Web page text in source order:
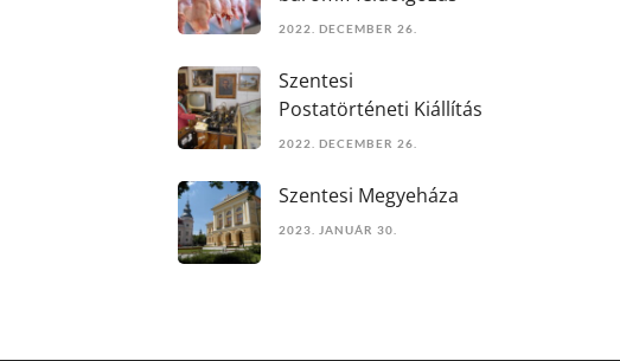
2022. DECEMBER 26.
Szentesi
Postatörténeti Kiállítás
2022. DECEMBER 26.
Szentesi Megyeháza
2023. JANUÁR 30.